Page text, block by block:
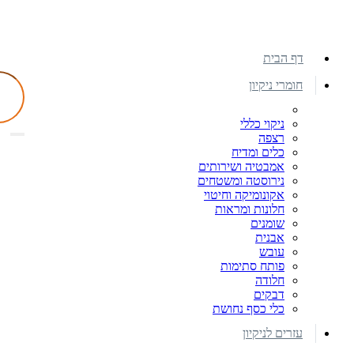
דף הבית
חומרי ניקיון
ניקוי כללי
רצפה
כלים ומדיח
אמבטיה ושירותים
נירוסטה ומשטחים
אקונומיקה וחיטוי
חלונות ומראות
שומנים
אבנית
עובש
פותח סתימות
חלודה
דבקים
כלי כסף נחושת
עזרים לניקיון